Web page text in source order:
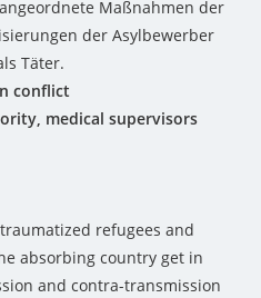
Maßnahmen der
der Asylbewerber
Täter.
conflict
medical supervisors
refugees and
absorbing country get in
and contra-transmission